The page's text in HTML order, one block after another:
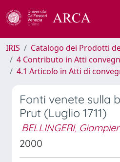
IRIS
Catalogo dei Prodotti
4 Contributo in Atti
4.1 Articolo in Atti di
Fonti venete sulla
Prut (Luglio 1711)
BELLINGERI,
2000